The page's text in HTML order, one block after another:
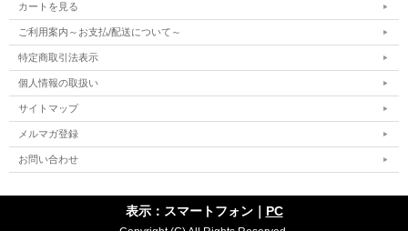
カートを見る
ご利用案内～お支払/配送について～
特定商取引法表示
個人情報の取扱い
サイトマップ
メルマガ登録
お問い合わせ
表示：スマートフォン｜ PC